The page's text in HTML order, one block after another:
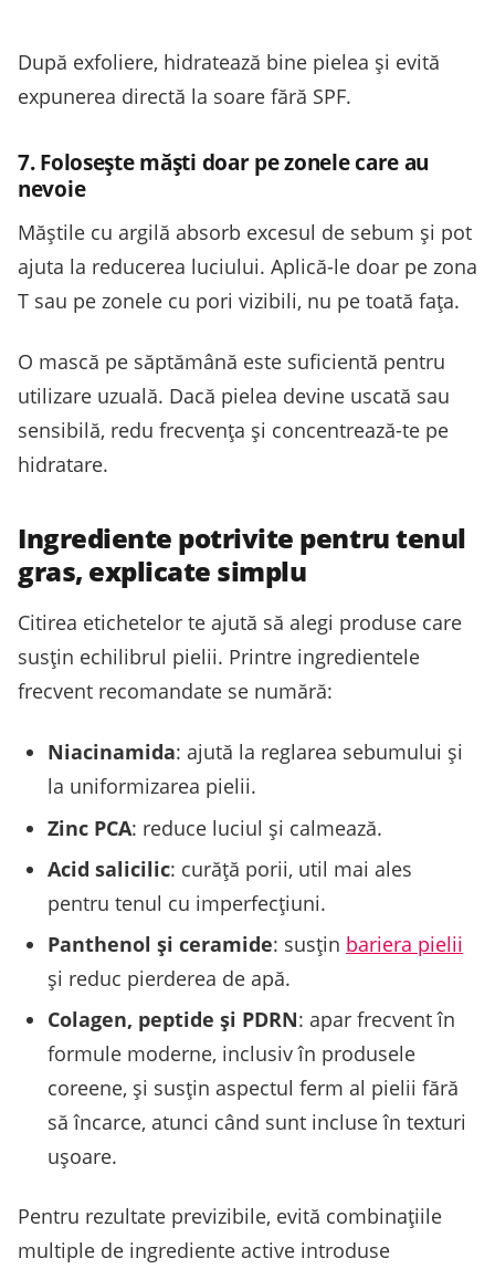
După exfoliere, hidratează bine pielea și evită
expunerea directă la soare fără SPF.
7. Folosește măști doar pe zonele care au
nevoie
Măștile cu argilă absorb excesul de sebum și pot
ajuta la reducerea luciului. Aplică-le doar pe zona
T sau pe zonele cu pori vizibili, nu pe toată fața.
O mască pe săptămână este suficientă pentru
utilizare uzuală. Dacă pielea devine uscată sau
sensibilă, redu frecvența și concentrează-te pe
hidratare.
Ingrediente potrivite pentru tenul
gras, explicate simplu
Citirea etichetelor te ajută să alegi produse care
susțin echilibrul pielii. Printre ingredientele
frecvent recomandate se numără:
Niacinamida: ajută la reglarea sebumului și
la uniformizarea pielii.
Zinc PCA: reduce luciul și calmează.
Acid salicilic: curăță porii, util mai ales
pentru tenul cu imperfecțiuni.
Panthenol și ceramide: susțin bariera pielii
și reduc pierderea de apă.
Colagen, peptide și PDRN: apar frecvent în
formule moderne, inclusiv în produsele
coreene, și susțin aspectul ferm al pielii fără
să încarce, atunci când sunt incluse în texturi
ușoare.
Pentru rezultate previzibile, evită combinațiile
multiple de ingrediente active introduse